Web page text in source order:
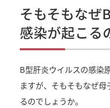
そもそもなぜ
感染が起こる
B型肝炎ウイルスの感染
ますが、そもそもなぜ
るのでしょうか。